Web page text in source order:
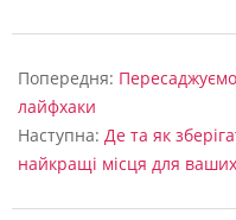
02-
17
Попередня:
лайфхаки
Наступна: Де та як
найкращі місця для